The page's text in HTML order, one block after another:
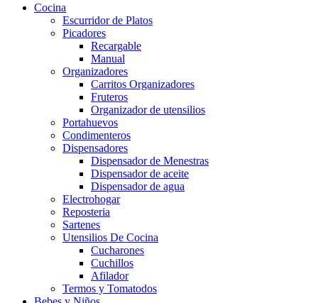
Cocina
Escurridor de Platos
Picadores
Recargable
Manual
Organizadores
Carritos Organizadores
Fruteros
Organizador de utensilios
Portahuevos
Condimenteros
Dispensadores
Dispensador de Menestras
Dispensador de aceite
Dispensador de agua
Electrohogar
Reposteria
Sartenes
Utensilios De Cocina
Cucharones
Cuchillos
Afilador
Termos y Tomatodos